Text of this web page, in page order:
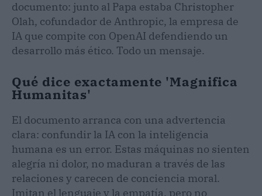
documento: junto al Papa estaba Christopher
Olah, cofundador de Anthropic, la empresa de
IA que compite con OpenAI defendiendo un
desarrollo más ético. Todo un mensaje.
Qué dice exactamente 'Magnifica
Humanitas'
El documento arranca con una advertencia
clara: confundir la IA con la inteligencia
humana es un error. Estas máquinas no sienten
alegría ni dolor, no maduran a través de las
relaciones y carecen de conciencia moral.
Imitan el lenguaje y la empatía, pero no